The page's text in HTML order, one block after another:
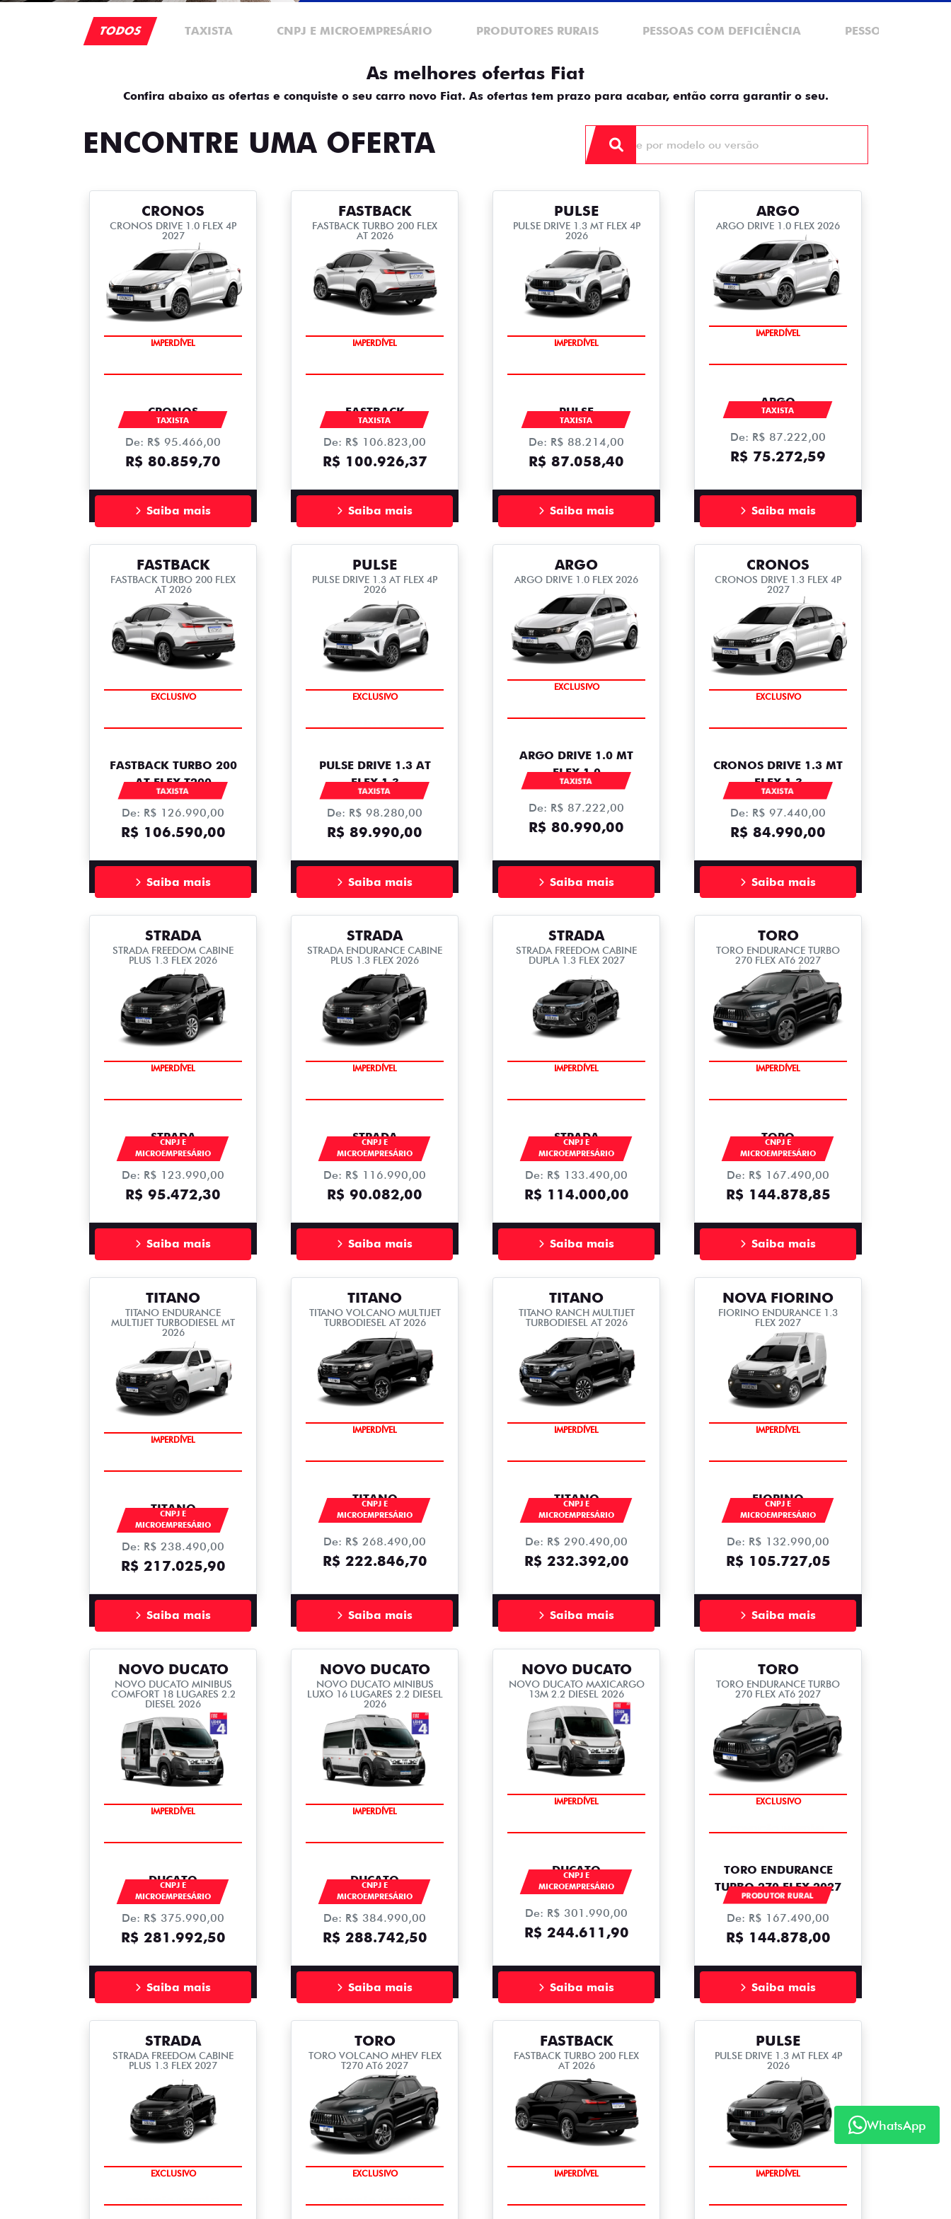
TODOS TAXISTA CNPJ E MICROEMPRESÁRIO PRODUTORES RURAIS PESSOAS COM DEFICIÊNCIA PESSOA FÍSICA
As melhores ofertas Fiat
Confira abaixo as ofertas e conquiste o seu carro novo Fiat. As ofertas tem prazo para acabar, então corra garantir o seu.
ENCONTRE UMA OFERTA
CRONOS
CRONOS DRIVE 1.0 FLEX 4P
2027
IMPERDÍVEL
CRONOS
TAXISTA
De: R$ 95.466,00
R$ 80.859,70
Saiba mais
FASTBACK
FASTBACK TURBO 200 FLEX
AT 2026
IMPERDÍVEL
FASTBACK
TAXISTA
De: R$ 106.823,00
R$ 100.926,37
Saiba mais
PULSE
PULSE DRIVE 1.3 MT FLEX 4P
2026
IMPERDÍVEL
PULSE
TAXISTA
De: R$ 88.214,00
R$ 87.058,40
Saiba mais
ARGO
ARGO DRIVE 1.0 FLEX 2026
IMPERDÍVEL
ARGO
TAXISTA
De: R$ 87.222,00
R$ 75.272,59
Saiba mais
FASTBACK
FASTBACK TURBO 200 FLEX
AT 2026
EXCLUSIVO
FASTBACK TURBO 200
AT FLEX T200
TAXISTA
De: R$ 126.990,00
R$ 106.590,00
Saiba mais
PULSE
PULSE DRIVE 1.3 AT FLEX 4P
2026
EXCLUSIVO
PULSE DRIVE 1.3 AT
FLEX 1.3
TAXISTA
De: R$ 98.280,00
R$ 89.990,00
Saiba mais
ARGO
ARGO DRIVE 1.0 FLEX 2026
EXCLUSIVO
ARGO DRIVE 1.0 MT
FLEX 1.0
TAXISTA
De: R$ 87.222,00
R$ 80.990,00
Saiba mais
CRONOS
CRONOS DRIVE 1.3 FLEX 4P
2027
EXCLUSIVO
CRONOS DRIVE 1.3 MT
FLEX 1.3
TAXISTA
De: R$ 97.440,00
R$ 84.990,00
Saiba mais
STRADA
STRADA FREEDOM CABINE
PLUS 1.3 FLEX 2026
IMPERDÍVEL
STRADA
CNPJ E
MICROEMPRESÁRIO
De: R$ 123.990,00
R$ 95.472,30
Saiba mais
STRADA
STRADA ENDURANCE CABINE
PLUS 1.3 FLEX 2026
IMPERDÍVEL
STRADA
CNPJ E
MICROEMPRESÁRIO
De: R$ 116.990,00
R$ 90.082,00
Saiba mais
STRADA
STRADA FREEDOM CABINE
DUPLA 1.3 FLEX 2027
IMPERDÍVEL
STRADA
CNPJ E
MICROEMPRESÁRIO
De: R$ 133.490,00
R$ 114.000,00
Saiba mais
TORO
TORO ENDURANCE TURBO
270 FLEX AT6 2027
IMPERDÍVEL
TORO
CNPJ E
MICROEMPRESÁRIO
De: R$ 167.490,00
R$ 144.878,85
Saiba mais
TITANO
TITANO ENDURANCE
MULTIJET TURBODIESEL MT
2026
IMPERDÍVEL
TITANO
CNPJ E
MICROEMPRESÁRIO
De: R$ 238.490,00
R$ 217.025,90
Saiba mais
TITANO
TITANO VOLCANO MULTIJET
TURBODIESEL AT 2026
IMPERDÍVEL
TITANO
CNPJ E
MICROEMPRESÁRIO
De: R$ 268.490,00
R$ 222.846,70
Saiba mais
TITANO
TITANO RANCH MULTIJET
TURBODIESEL AT 2026
IMPERDÍVEL
TITANO
CNPJ E
MICROEMPRESÁRIO
De: R$ 290.490,00
R$ 232.392,00
Saiba mais
NOVA FIORINO
FIORINO ENDURANCE 1.3
FLEX 2027
IMPERDÍVEL
FIORINO
CNPJ E
MICROEMPRESÁRIO
De: R$ 132.990,00
R$ 105.727,05
Saiba mais
NOVO DUCATO
NOVO DUCATO MINIBUS
COMFORT 18 LUGARES 2.2
DIESEL 2026
IMPERDÍVEL
DUCATO
CNPJ E
MICROEMPRESÁRIO
De: R$ 375.990,00
R$ 281.992,50
Saiba mais
NOVO DUCATO
NOVO DUCATO MINIBUS
LUXO 16 LUGARES 2.2 DIESEL
2026
IMPERDÍVEL
DUCATO
CNPJ E
MICROEMPRESÁRIO
De: R$ 384.990,00
R$ 288.742,50
Saiba mais
NOVO DUCATO
NOVO DUCATO MAXICARGO
13M 2.2 DIESEL 2026
IMPERDÍVEL
DUCATO
CNPJ E
MICROEMPRESÁRIO
De: R$ 301.990,00
R$ 244.611,90
Saiba mais
TORO
TORO ENDURANCE TURBO
270 FLEX AT6 2027
EXCLUSIVO
TORO ENDURANCE
TURBO 270 FLEX 2027
PRODUTOR RURAL
De: R$ 167.490,00
R$ 144.878,00
Saiba mais
STRADA
STRADA FREEDOM CABINE
PLUS 1.3 FLEX 2027
EXCLUSIVO
TORO
TORO VOLCANO MHEV FLEX
T270 AT6 2027
EXCLUSIVO
FASTBACK
FASTBACK TURBO 200 FLEX
AT 2026
IMPERDÍVEL
PULSE
PULSE DRIVE 1.3 MT FLEX 4P
2026
IMPERDÍVEL
WhatsApp